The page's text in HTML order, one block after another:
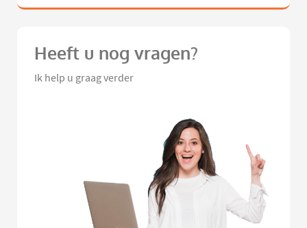
Heeft u nog vragen?
Ik help u graag verder